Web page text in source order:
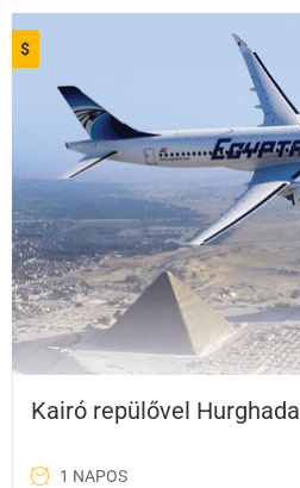
$
Kairó repülővel Hurghada
1 NAPOS